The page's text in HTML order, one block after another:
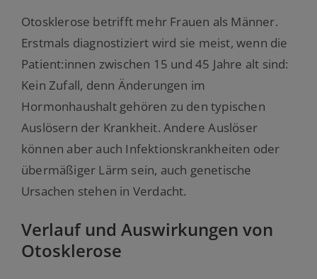
Otosklerose betrifft mehr Frauen als Männer.
Erstmals diagnostiziert wird sie meist, wenn die
Patient:innen zwischen 15 und 45 Jahre alt sind:
Kein Zufall, denn Änderungen im
Hormonhaushalt gehören zu den typischen
Auslösern der Krankheit. Andere Auslöser
können aber auch Infektionskrankheiten oder
übermäßiger Lärm sein, auch genetische
Ursachen stehen in Verdacht.
Verlauf und Auswirkungen von
Otosklerose